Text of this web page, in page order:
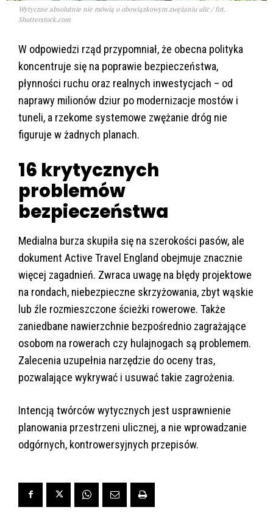
Wytyczne absolutnie nie mówią o obowiązkowym zwężaniu ulic / fot.
Shutterstock.com
W odpowiedzi rząd przypomniał, że obecna polityka
koncentruje się na poprawie bezpieczeństwa,
płynności ruchu oraz realnych inwestycjach – od
naprawy milionów dziur po modernizacje mostów i
tuneli, a rzekome systemowe zwężanie dróg nie
figuruje w żadnych planach.
16 krytycznych
problemów
bezpieczeństwa
Medialna burza skupiła się na szerokości pasów, ale
dokument Active Travel England obejmuje znacznie
więcej zagadnień. Zwraca uwagę na błędy projektowe
na rondach, niebezpieczne skrzyżowania, zbyt wąskie
lub źle rozmieszczone ścieżki rowerowe. Także
zaniedbane nawierzchnie bezpośrednio zagrażające
osobom na rowerach czy hulajnogach są problemem.
Zalecenia uzupełnia narzędzie do oceny tras,
pozwalające wykrywać i usuwać takie zagrożenia.
Intencją twórców wytycznych jest usprawnienie
planowania przestrzeni ulicznej, a nie wprowadzanie
odgórnych, kontrowersyjnych przepisów.